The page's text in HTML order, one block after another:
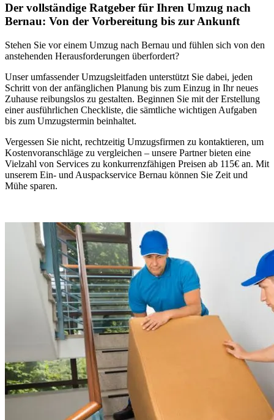
Der vollständige Ratgeber für Ihren Umzug nach
Bernau: Von der Vorbereitung bis zur Ankunft
Stehen Sie vor einem Umzug nach Bernau und fühlen sich von den
anstehenden Herausforderungen überfordert?
Unser umfassender Umzugsleitfaden unterstützt Sie dabei, jeden
Schritt von der anfänglichen Planung bis zum Einzug in Ihr neues
Zuhause reibungslos zu gestalten. Beginnen Sie mit der Erstellung
einer ausführlichen Checkliste, die sämtliche wichtigen Aufgaben
bis zum Umzugstermin beinhaltet.
Vergessen Sie nicht, rechtzeitig Umzugsfirmen zu kontaktieren, um
Kostenvoranschläge zu vergleichen – unsere Partner bieten eine
Vielzahl von Services zu konkurrenzfähigen Preisen ab 115€ an. Mit
unserem Ein- und Auspackservice Bernau können Sie Zeit und
Mühe sparen.